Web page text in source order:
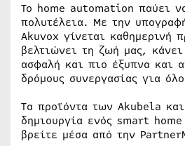
Το home automation παύει
πολυτέλεια. Με την
Akuvox γίνεται καθημερινή
βελτιώνει τη ζωή μας,
ασφαλή και πιο έξυπνα και
δρόμους συνεργασίας για
Τα προϊόντα των Akubela
δημιουργία ενός smart
βρείτε μέσα από την